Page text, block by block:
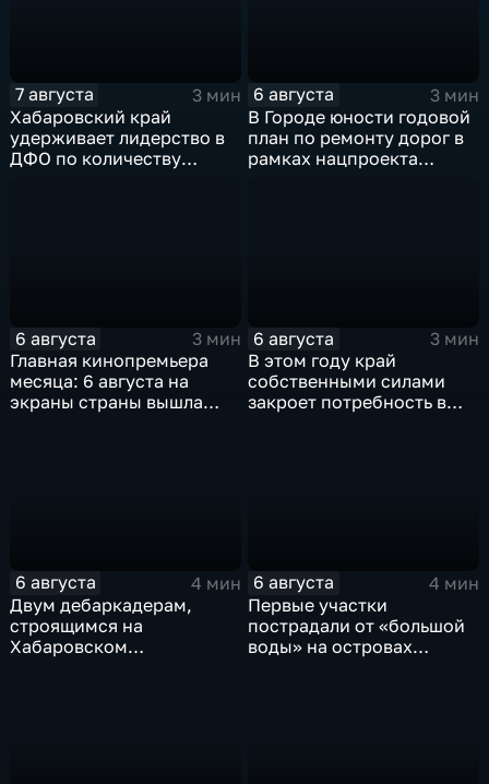
7 августа
3 мин
Хабаровский край
удерживает лидерство в
ДФО по количеству
6 августа
3 мин
В Городе юности годовой
план по ремонту дорог в
рамках нацпроекта
6 августа
3 мин
Главная кинопремьера
месяца: 6 августа на
экраны страны вышла
6 августа
3 мин
В этом году край
собственными силами
закроет потребность в
6 августа
4 мин
Двум дебаркадерам,
строящимся на
Хабаровском
6 августа
4 мин
Первые участки
пострадали от «большой
воды» на островах